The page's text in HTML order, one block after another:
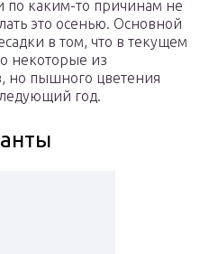
по каким-то причинам не
это осенью. Основной
в том, что в текущем
некоторые из
но пышного цветения
год.